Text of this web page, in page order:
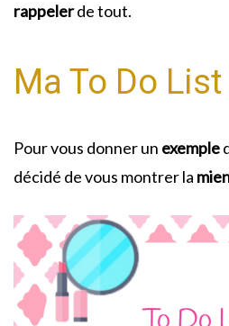
rappelerde tout.
Ma To Do
Pour vous donner un exemple
décidé de vous montrer la